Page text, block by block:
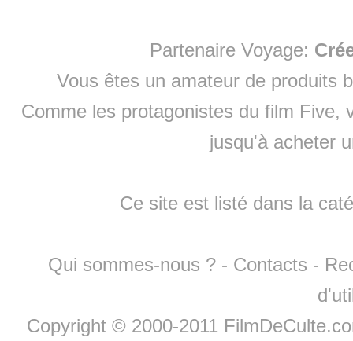
Partenaire Voyage:
Vous êtes un amateur de produits
Comme les protagonistes du film Five,
jusqu'à acheter
Ce site est listé dans la
Qui sommes-nous ? - Contacts -
Copyright © 2000-2011